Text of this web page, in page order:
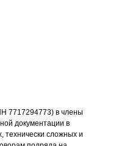
7717294773) в члены
документации в
технически сложных и